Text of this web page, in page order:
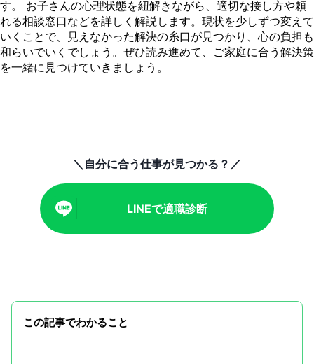
す。 お子さんの心理状態を紐解きながら、適切な接し方や頼
れる相談窓口などを詳しく解説します。現状を少しずつ変えて
いくことで、見えなかった解決の糸口が見つかり、心の負担も
和らいでいくでしょう。ぜひ読み進めて、ご家庭に合う解決策
を一緒に見つけていきましょう。
＼自分に合う仕事が見つかる？／
LINEで適職診断
この記事でわかること